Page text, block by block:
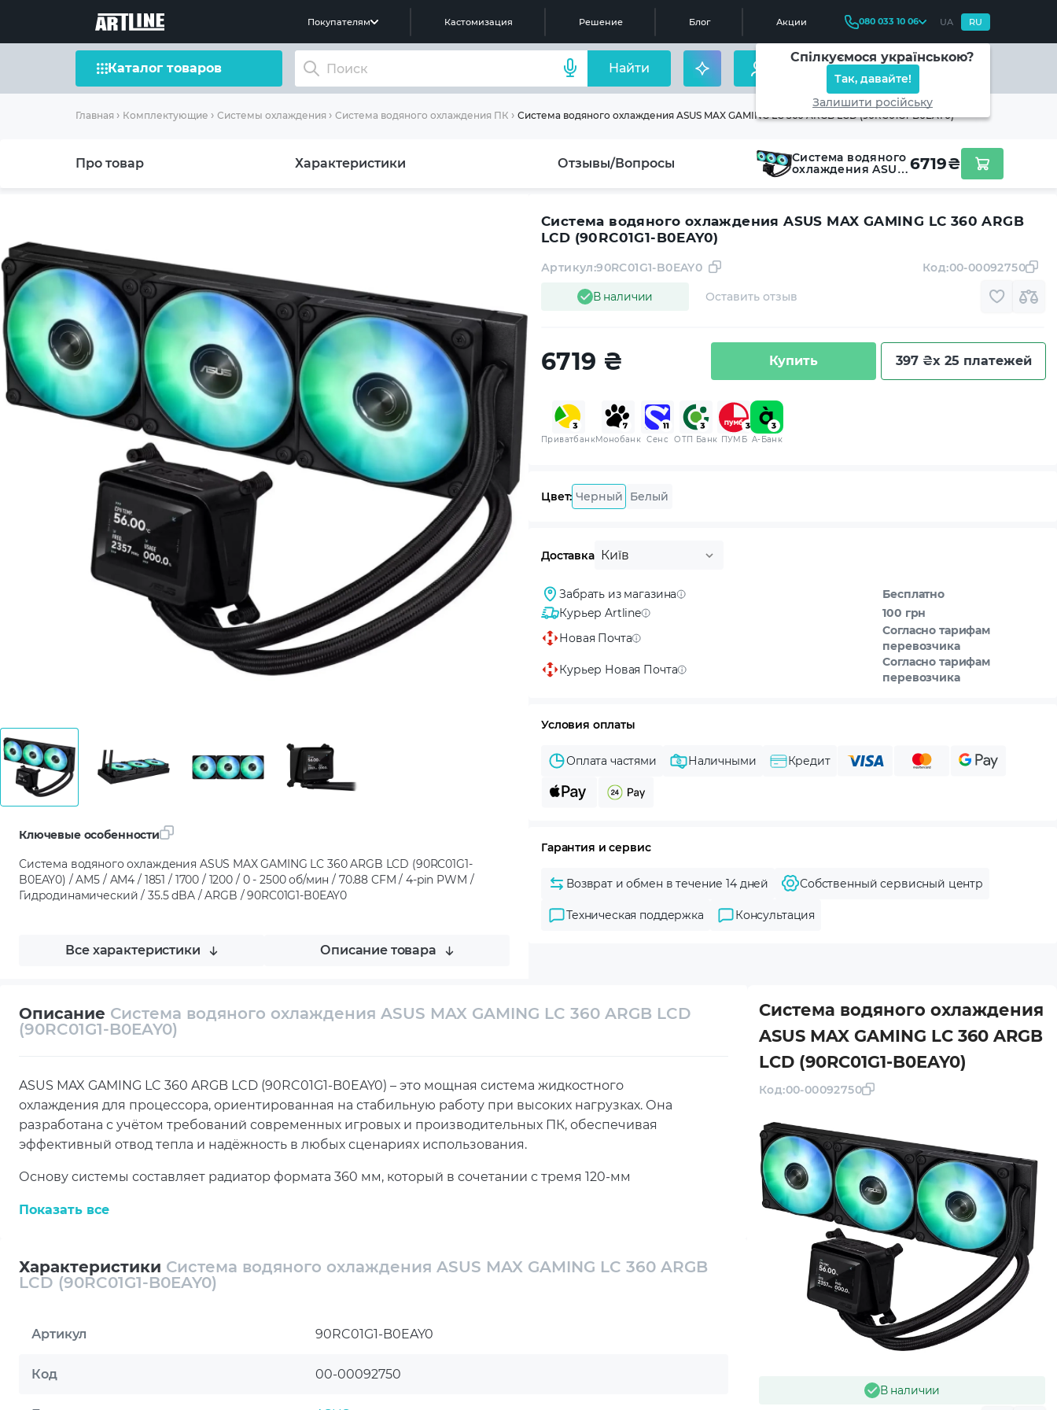
Покупателям Кастомизация Решение Блог Акции 080 033 10 06 UA RU
Спілкуємося українською?
Так, давайте!
Залишити російську
Каталог товаров Найти
Главная Комплектующие Системы охлаждения Система водяного охлаждения ПК Система водяного охлаждения ASUS MAX GAMING LC 360 ARGB LCD (90RC01G1-B0EAY0)
Про товар Характеристики Отзывы/Вопросы
Система водяного
охлаждения ASUS 6719₴
Ключевые особенности
Система водяного охлаждения ASUS MAX GAMING LC 360 ARGB LCD (90RC01G1-
B0EAY0) / AM5 / AM4 / 1851 / 1700 / 1200 / 0 - 2500 об/мин / 70.88 CFM / 4-pin PWM /
Гидродинамический / 35.5 dBA / ARGB / 90RC01G1-B0EAY0
Все характеристики Описание товара
Система водяного охлаждения ASUS MAX GAMING LC 360 ARGB
LCD (90RC01G1-B0EAY0)
В наличии
Артикул:90RC01G1-B0EAY0
Оставить отзыв
Код:00-00092750
6719 ₴ Купить 397 ₴x 25 платежей
ПриватбанкМонобанк Сенс ОТП Банк ПУМБ A-Банк
Цвет: Черный Белый
Доставка Київ
Забрать из магазина
Бесплатно
Курьер Artline
100 грн
Новая Почта
Согласно тарифам
перевозчика
Курьер Новая Почта
Согласно тарифам
перевозчика
Условия оплаты
Оплата частями Наличными Кредит
Гарантия и сервис
Возврат и обмен в течение 14 дней Собственный сервисный центр
Техническая поддержка Консультация
Описание Система водяного охлаждения ASUS MAX GAMING LC 360 ARGB LCD
(90RC01G1-B0EAY0)
ASUS MAX GAMING LC 360 ARGB LCD (90RC01G1-B0EAY0) – это мощная система жидкостного
охлаждения для процессора, ориентированная на стабильную работу при высоких нагрузках. Она
разработана с учётом требований современных игровых и производительных ПК, обеспечивая
эффективный отвод тепла и надёжность в любых сценариях использования.
Основу системы составляет радиатор формата 360 мм, который в сочетании с тремя 120-мм
автоматически адаптировать скорость вращения вентиляторов в зависимости от нагрузки,
Медное основание водоблока способствует быстрому и равномерному отводу тепла от процессора.
Это особенно важно при работе с современными процессорами Intel и AMD, где стабильность
Одной из ключевых особенностей модели является встроенный 2,4-дюймовый полноцветный IPS
превращая охлаждение не только в функциональный, но и в декоративный элемент.
Показать все
Характеристики Система водяного охлаждения ASUS MAX GAMING LC 360 ARGB
LCD (90RC01G1-B0EAY0)
Артикул 90RC01G1-B0EAY0
Код 00-00092750
Система водяного охлаждения
ASUS MAX GAMING LC 360 ARGB
LCD (90RC01G1-B0EAY0)
Код:00-00092750
В наличии